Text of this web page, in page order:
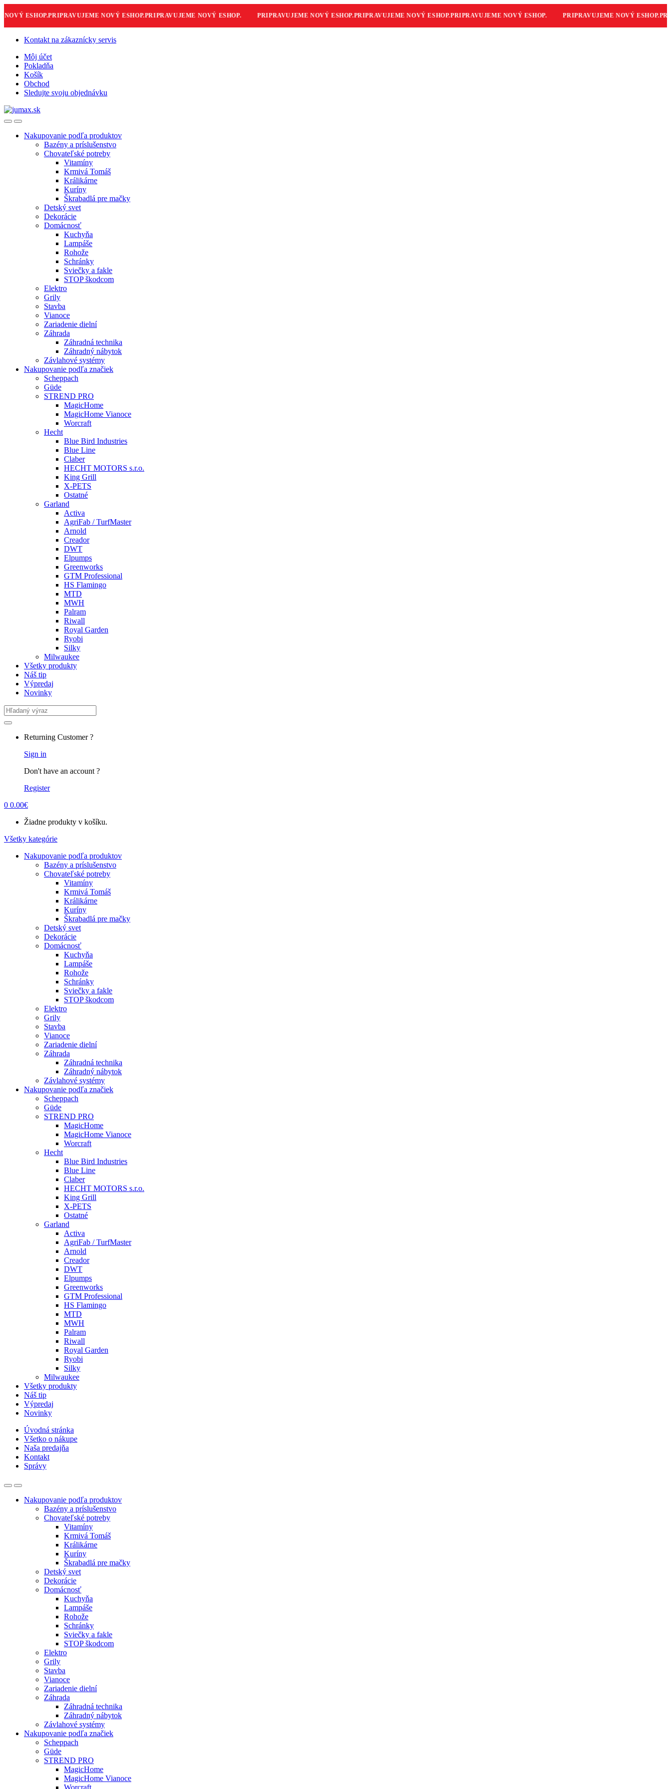
ESHOP.PRIPRAVUJEME NOVÝ ESHOP.PRIPRAVUJEME NOVÝ ESHOP. PRIPRAVUJEME NOVÝ ESHOP.PRIPRAVUJEME NOVÝ ESHOP.PRIPRAVUJEME NOVÝ ESHOP. PRIPRAVUJEME NOVÝ ESHOP.
Skip
navigation
Skip
content
Kontakt na zákaznícky servis
Môj účet
Pokladňa
Košík
Obchod
Sledujte svoju objednávku
Nakupovanie podľa produktov
Bazény a príslušenstvo
Chovateľské potreby
Vitamíny
Krmivá Tomáš
Králikárne
Kuríny
Škrabadlá pre mačky
Detský svet
Dekorácie
Domácnosť
Kuchyňa
Lampáše
Rohože
Schránky
Sviečky a fakle
STOP škodcom
Elektro
Grily
Stavba
Vianoce
Zariadenie dielní
Záhrada
Záhradná technika
Záhradný nábytok
Závlahové systémy
Nakupovanie podľa značiek
Scheppach
Güde
STREND PRO
MagicHome
MagicHome Vianoce
Worcraft
Hecht
Blue Bird Industries
Blue Line
Claber
HECHT MOTORS s.r.o.
King Grill
X-PETS
Ostatné
Garland
Activa
AgriFab / TurfMaster
Arnold
Creador
DWT
Elpumps
Greenworks
GTM Professional
HS Flamingo
MTD
MWH
Palram
Riwall
Royal Garden
Ryobi
Silky
Milwaukee
Všetky produkty
Náš tip
Výpredaj
Novinky
Search
for:
Returning Customer ?
Sign in
Don't have an account ?
Register
0 0.00€
Žiadne produkty v košíku.
Všetky kategórie
Nakupovanie podľa produktov
Bazény a príslušenstvo
Chovateľské potreby
Vitamíny
Krmivá Tomáš
Králikárne
Kuríny
Škrabadlá pre mačky
Detský svet
Dekorácie
Domácnosť
Kuchyňa
Lampáše
Rohože
Schránky
Sviečky a fakle
STOP škodcom
Elektro
Grily
Stavba
Vianoce
Zariadenie dielní
Záhrada
Záhradná technika
Záhradný nábytok
Závlahové systémy
Nakupovanie podľa značiek
Scheppach
Güde
STREND PRO
MagicHome
MagicHome Vianoce
Worcraft
Hecht
Blue Bird Industries
Blue Line
Claber
HECHT MOTORS s.r.o.
King Grill
X-PETS
Ostatné
Garland
Activa
AgriFab / TurfMaster
Arnold
Creador
DWT
Elpumps
Greenworks
GTM Professional
HS Flamingo
MTD
MWH
Palram
Riwall
Royal Garden
Ryobi
Silky
Milwaukee
Všetky produkty
Náš tip
Výpredaj
Novinky
Úvodná stránka
Všetko o nákupe
Naša predajňa
Kontakt
Správy
Nakupovanie podľa produktov
Bazény a príslušenstvo
Chovateľské potreby
Vitamíny
Krmivá Tomáš
Králikárne
Kuríny
Škrabadlá pre mačky
Detský svet
Dekorácie
Domácnosť
Kuchyňa
Lampáše
Rohože
Schránky
Sviečky a fakle
STOP škodcom
Elektro
Grily
Stavba
Vianoce
Zariadenie dielní
Záhrada
Záhradná technika
Záhradný nábytok
Závlahové systémy
Nakupovanie podľa značiek
Scheppach
Güde
STREND PRO
MagicHome
MagicHome Vianoce
Worcraft